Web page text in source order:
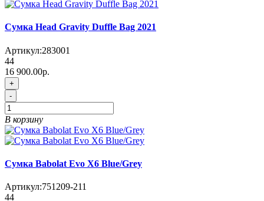
Сумка Head Gravity Duffle Bag 2021
Артикул:283001
44
16 900.00р.
+
-
В корзину
Сумка Babolat Evo X6 Blue/Grey
Артикул:751209-211
44